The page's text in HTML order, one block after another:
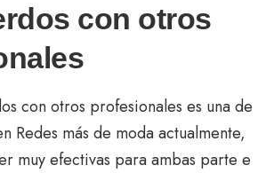
con otros
con otros profesionales es una de
Redes más de moda actualmente,
muy efectivas para ambas parte e